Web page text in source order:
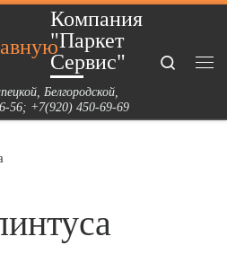
Компания
"Паркет
Сервис"
Белгородской,
56; +7(920) 450-69-69
Search